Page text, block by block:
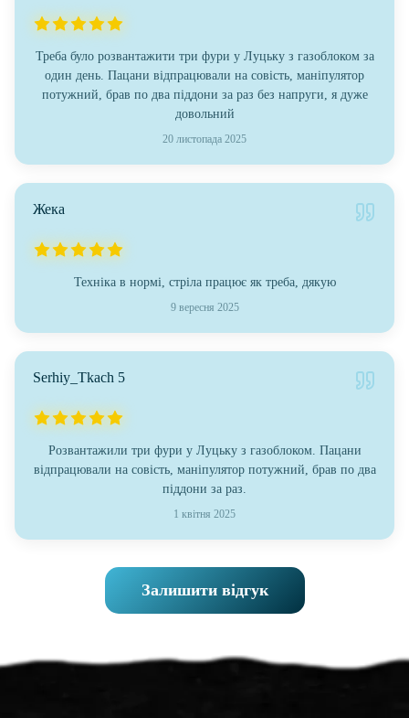
Треба було розвантажити три фури у Луцьку з газоблоком за
один день. Пацани відпрацювали на совість, маніпулятор
потужний, брав по два піддони за раз без напруги, я дуже
довольний
20 листопада 2025
Жека
Техніка в нормі, стріла працює як треба, дякую
9 вересня 2025
Serhiy_Tkach 5
Розвантажили три фури у Луцьку з газоблоком. Пацани
відпрацювали на совість, маніпулятор потужний, брав по два
піддони за раз.
1 квітня 2025
Залишити відгук